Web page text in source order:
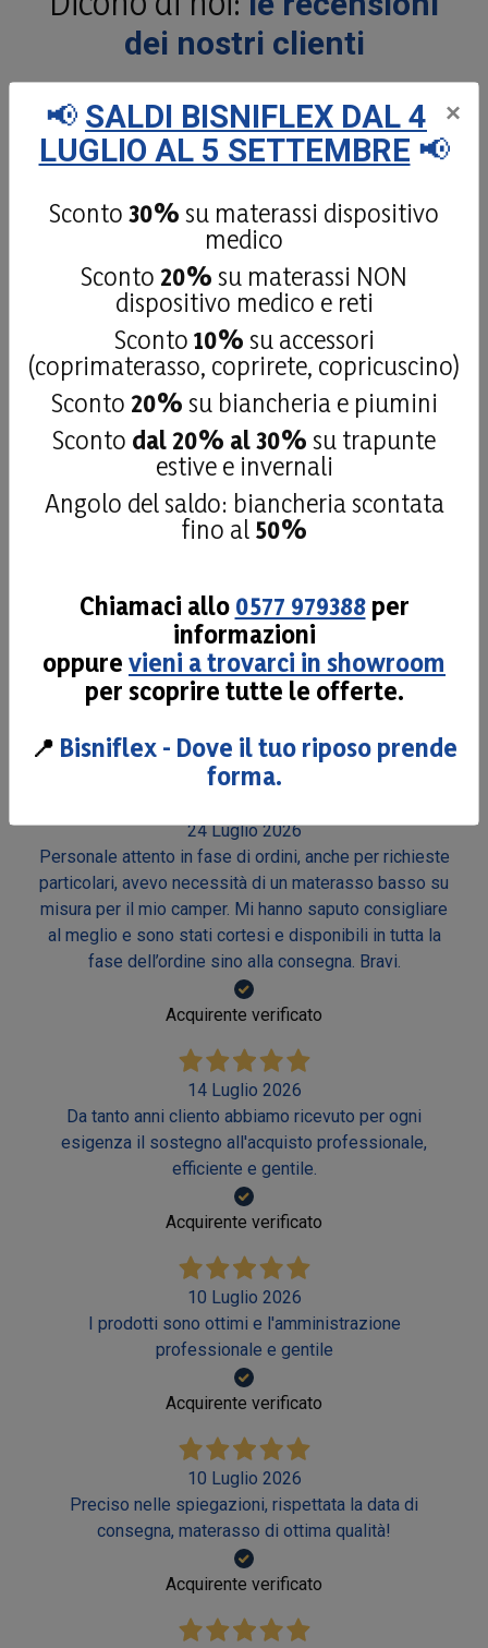
dei nostri clienti
4,9/5
181
Le nostre recensioni a 4 e 5 stelle.
Clicca qui per leggerle tutte >
Precedente Successivo
27 Luglio 2026
fatto fare il top x un camper ottimo
Acquirente verificato
26 Luglio 2026
Acquirente verificato
24 Luglio 2026
Mi sono trovato molto bene con il materasso scelto
Acquirente verificato
24 Luglio 2026
Personale attento in fase di ordini, anche per richieste
particolari, avevo necessità di un materasso basso su
misura per il mio camper. Mi hanno saputo consigliare
al meglio e sono stati cortesi e disponibili in tutta la
fase dell’ordine sino alla consegna. Bravi.
Acquirente verificato
14 Luglio 2026
Da tanto anni cliento abbiamo ricevuto per ogni
esigenza il sostegno all'acquisto professionale,
efficiente e gentile.
Acquirente verificato
10 Luglio 2026
I prodotti sono ottimi e l'amministrazione
professionale e gentile
Acquirente verificato
10 Luglio 2026
Preciso nelle spiegazioni, rispettata la data di
consegna, materasso di ottima qualità!
Acquirente verificato
×
📢 SALDI BISNIFLEX DAL 4
LUGLIO AL 5 SETTEMBRE 📢
Sconto 30% su materassi dispositivo
medico
Sconto 20% su materassi NON
dispositivo medico e reti
Sconto 10% su accessori
(coprimaterasso, coprirete, copricuscino)
Sconto 20% su biancheria e piumini
Sconto dal 20% al 30% su trapunte
estive e invernali
Angolo del saldo: biancheria scontata
fino al 50%
Chiamaci allo 0577 979388per
informazioni
oppure vieni a trovarci in showroom
per scoprire tutte le offerte.
📍 Bisniflex - Dove il tuo riposo prende
forma.